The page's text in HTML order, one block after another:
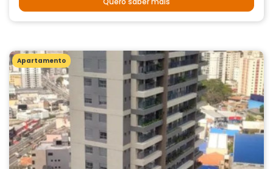
Apartamento